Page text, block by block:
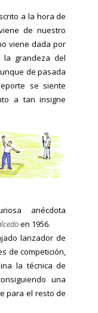
a la hora de
de nuestro
viene dada por
grandeza del
de pasada
se siente
a tan insigne
anécdota
en 1956.
lanzador de
de competición,
la técnica de
una
para el resto de